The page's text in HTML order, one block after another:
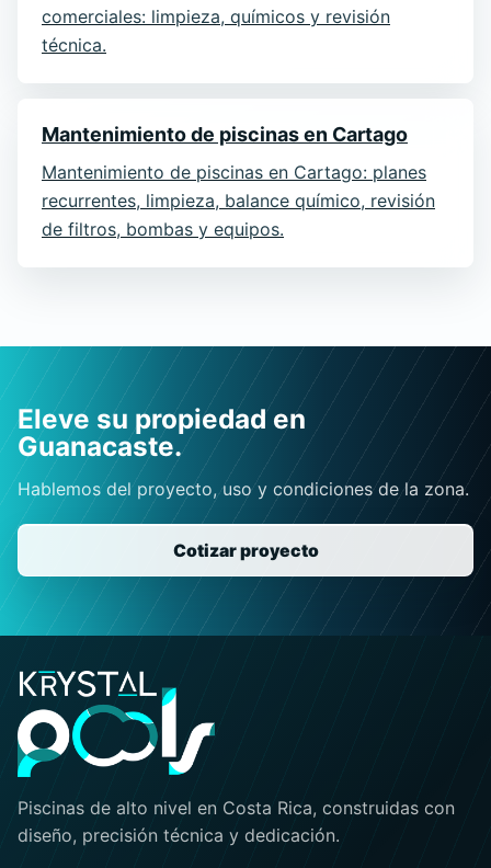
comerciales: limpieza, químicos y revisión
técnica.
Mantenimiento de piscinas en Cartago
Mantenimiento de piscinas en Cartago: planes
recurrentes, limpieza, balance químico, revisión
de filtros, bombas y equipos.
Eleve su propiedad en
Guanacaste.
Hablemos del proyecto, uso y condiciones de la zona.
Cotizar proyecto
Piscinas de alto nivel en Costa Rica, construidas con
diseño, precisión técnica y dedicación.